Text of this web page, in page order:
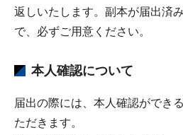
返しいたします。副本が届出済
で、必ずご用意ください。
本人確認について
届出の際には、本人確認ができ
ただきます。